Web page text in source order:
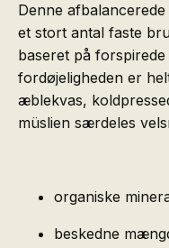
Denne
et stort antal faste
baseret på
fordøjeligheden er
æblekvas,
müslien særdeles
organiske
beskedne